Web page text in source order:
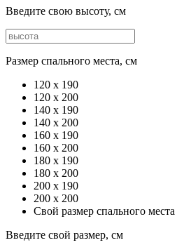
Введите свою высоту, см
Размер спального места, см
120 х 190
120 x 200
140 x 190
140 x 200
160 x 190
160 x 200
180 x 190
180 x 200
200 x 190
200 x 200
Свой размер спального места
Введите свой размер, см